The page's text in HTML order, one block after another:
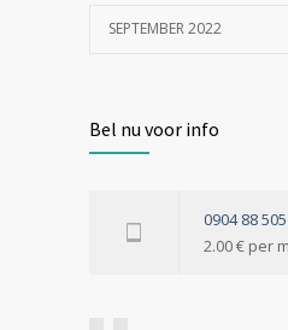
SEPTEMBER 2022
Bel nu voor info
0904 88 505
2.00 € per